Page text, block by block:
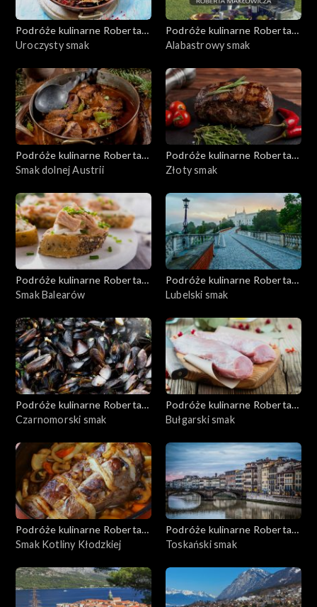
Podróże kulinarne Roberta
Makłowicza
Uroczysty smak
Podróże kulinarne Roberta
Makłowicza
Alabastrowy smak
Podróże kulinarne Roberta
Makłowicza
Smak dolnej Austrii
Podróże kulinarne Roberta
Makłowicza
Złoty smak
Podróże kulinarne Roberta
Makłowicza
Smak Balearów
Podróże kulinarne Roberta
Makłowicza
Lubelski smak
Podróże kulinarne Roberta
Makłowicza
Czarnomorski smak
Podróże kulinarne Roberta
Makłowicza
Bułgarski smak
Podróże kulinarne Roberta
Makłowicza
Smak Kotliny Kłodzkiej
Podróże kulinarne Roberta
Makłowicza
Toskański smak